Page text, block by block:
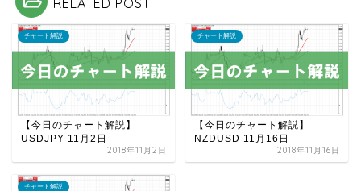
チャート解説
【今日のチャート解説】
USDJPY 11月2日
2018年11月2日
チャート解説
【今日のチャート解説】
NZDUSD 11月16日
2018年11月16日
チャート解説